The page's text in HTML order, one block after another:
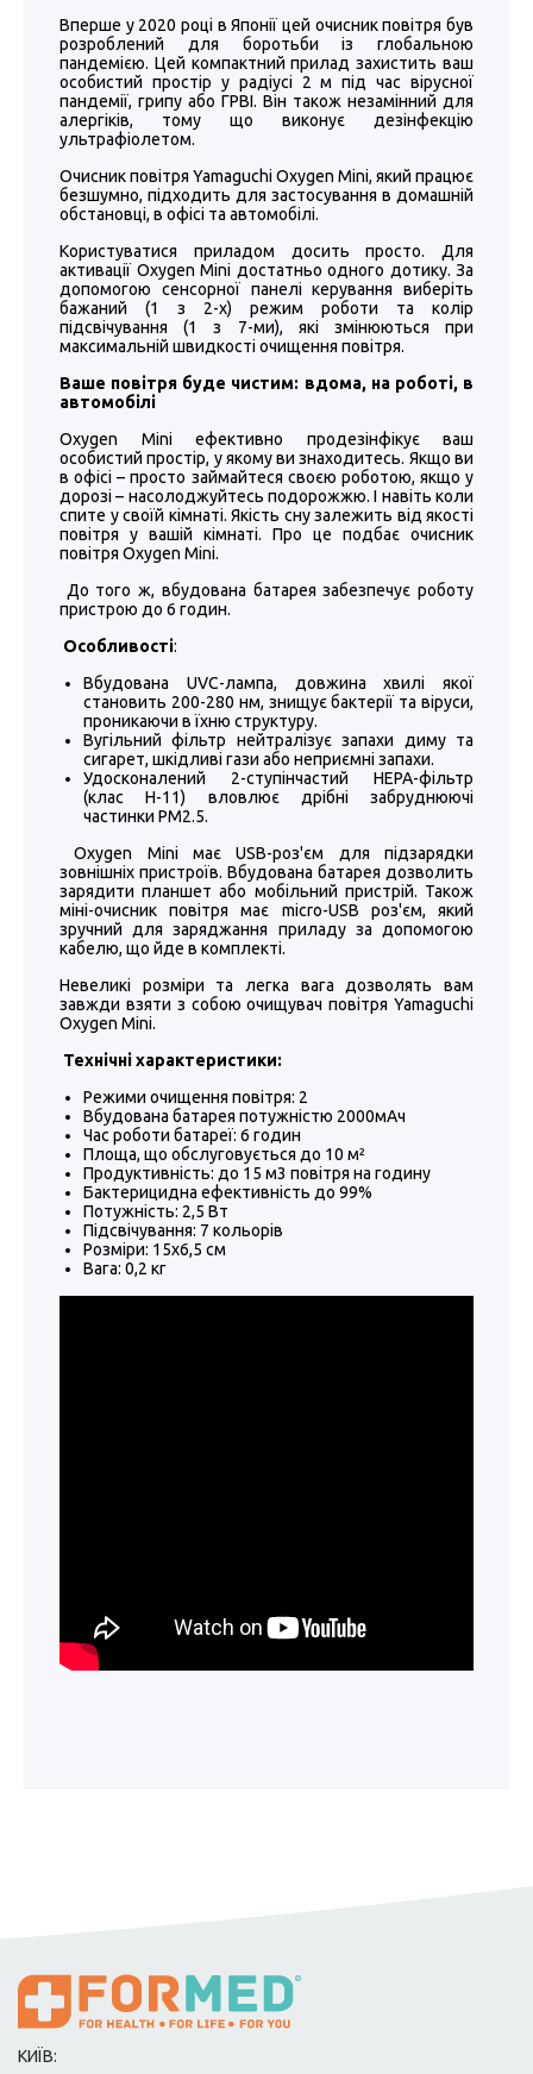
Вперше у 2020 році в Японії цей очисник повітря був
розроблений для боротьби із глобальною
пандемією. Цей компактний прилад захистить ваш
особистий простір у радіусі 2 м під час вірусної
пандемії, грипу або ГРВІ. Він також незамінний для
алергіків, тому що виконує дезінфекцію
ультрафіолетом.
Очисник повітря Yamaguchi Oxygen Mini, який працює
безшумно, підходить для застосування в домашній
обстановці, в офісі та автомобілі.
Користуватися приладом досить просто. Для
активації Oxygen Mini достатньо одного дотику. За
допомогою сенсорної панелі керування виберіть
бажаний (1 з 2-х) режим роботи та колір
підсвічування (1 з 7-ми), які змінюються при
максимальній швидкості очищення повітря.
Ваше повітря буде чистим: вдома, на роботі, в
автомобілі
Oxygen Mini ефективно продезінфікує ваш
особистий простір, у якому ви знаходитесь. Якщо ви
в офісі – просто займайтеся своєю роботою, якщо у
дорозі – насолоджуйтесь подорожжю. І навіть коли
спите у своїй кімнаті. Якість сну залежить від якості
повітря у вашій кімнаті. Про це подбає очисник
повітря Oxygen Mini.
До того ж, вбудована батарея забезпечує роботу
пристрою до 6 годин.
Особливості:
Вбудована UVC-лампа, довжина хвилі якої
становить 200-280 нм, знищує бактерії та віруси,
проникаючи в їхню структуру.
Вугільний фільтр нейтралізує запахи диму та
сигарет, шкідливі гази або неприємні запахи.
Удосконалений 2-ступінчастий HEPA-фільтр
(клас H-11) вловлює дрібні забруднюючі
частинки PM2.5.
Oxygen Mini має USB-роз'єм для підзарядки
зовнішніх пристроїв. Вбудована батарея дозволить
зарядити планшет або мобільний пристрій. Також
міні-очисник повітря має micro-USB роз'єм, який
зручний для заряджання приладу за допомогою
кабелю, що йде в комплекті.
Невеликі розміри та легка вага дозволять вам
завжди взяти з собою очищувач повітря Yamaguchi
Oxygen Mini.
Технічні характеристики:
Режими очищення повітря: 2
Вбудована батарея потужністю 2000мАч
Час роботи батареї: 6 годин
Площа, що обслуговується до 10 м²
Продуктивність: до 15 м3 повітря на годину
Бактерицидна ефективність до 99%
Потужність: 2,5 Вт
Підсвічування: 7 кольорів
Розміри: 15х6,5 см
Вага: 0,2 кг
КИЇВ: